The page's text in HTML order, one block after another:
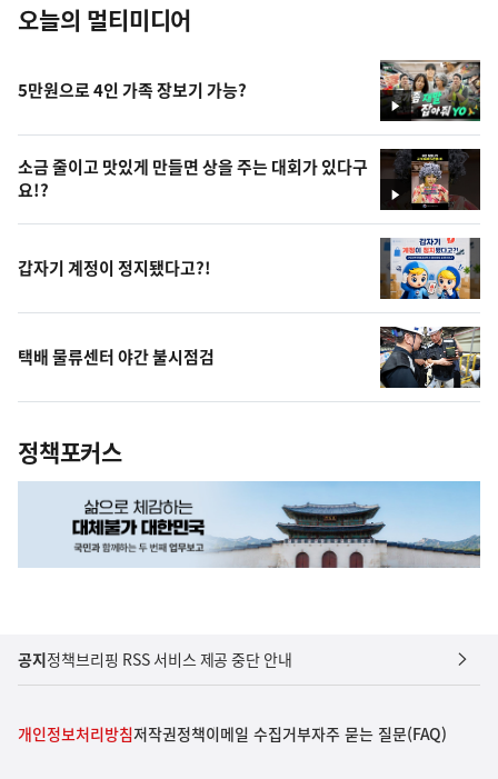
오늘의 멀티미디어
영
상
5만원으로 4인 가족 장보기 가능?
영
상
소금 줄이고 맛있게 만들면 상을 주는 대회가 있다구
요!?
갑자기 계정이 정지됐다고?!
택배 물류센터 야간 불시점검
정책포커스
공지정책브리핑 RSS 서비스 제공 중단 안내
개인정보처리방침저작권정책이메일 수집거부자주 묻는 질문(FAQ)